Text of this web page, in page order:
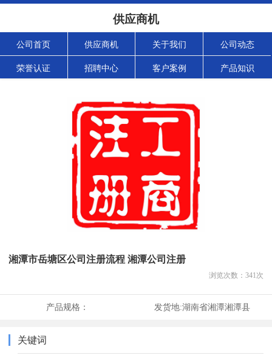
供应商机
公司首页 供应商机 关于我们 公司动态
荣誉认证 招聘中心 客户案例 产品知识
湘潭市岳塘区公司注册流程 湘潭公司注册
浏览次数： 341次
产品规格： 发货地:湖南省湘潭湘潭县
关键词